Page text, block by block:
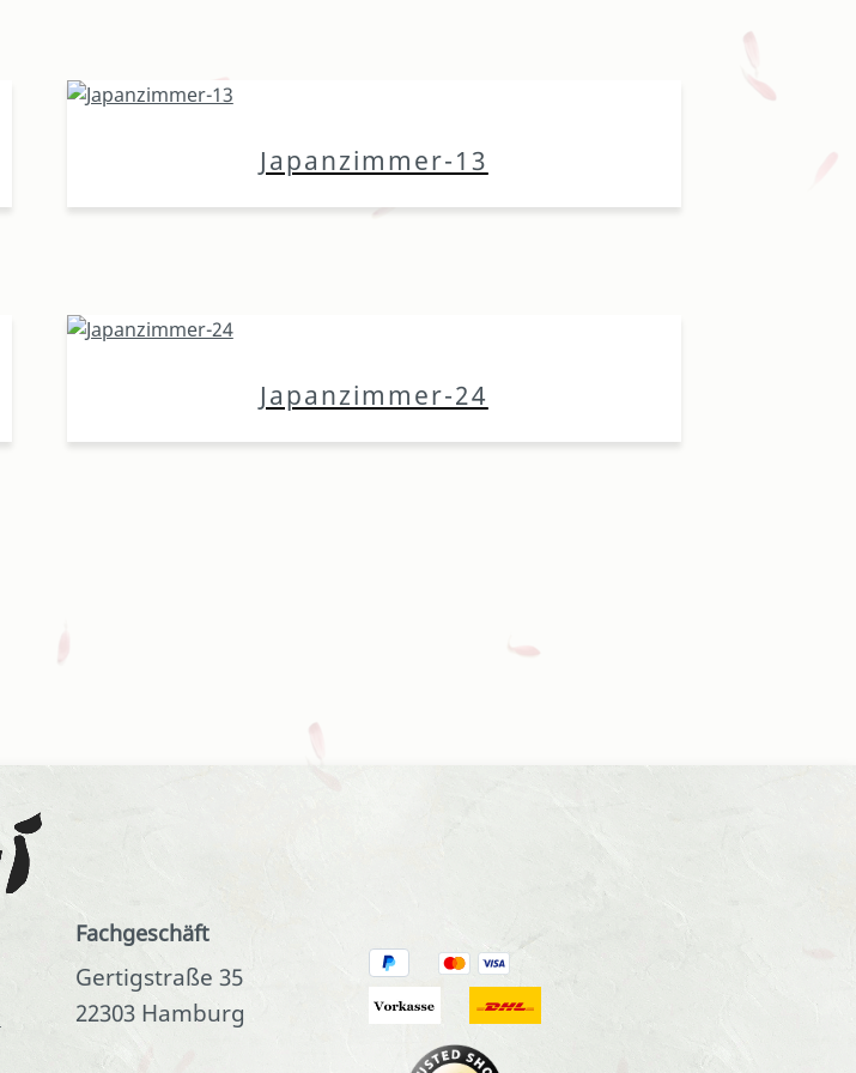
Japanzimmer-13
Japanzimmer-24
Fachgeschäft
Gertigstraße 35
22303 Hamburg